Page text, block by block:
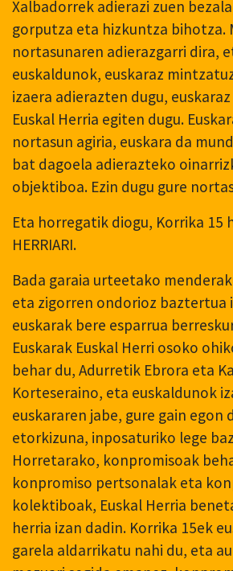
Xalbadorrek adierazi zuen
gorputza eta hizkuntza bihotza.
nortasunaren adierazgarri dira,
euskaldunok, euskaraz
izaera adierazten dugu,
Euskal Herria egiten dugu.
nortasun agiria, euskara da
bat dagoela adierazteko
objektiboa. Ezin dugu gure
Eta horregatik diogu, Korrika 15
HERRIARI.
Bada garaia urteetako
eta zigorren ondorioz baztertua
euskarak bere esparrua
Euskarak Euskal Herri osoko
behar du, Adurretik Ebrora eta
Korteseraino, eta euskaldunok
euskararen jabe, gure gain egon
etorkizuna, inposaturiko lege
Horretarako, konpromisoak
konpromiso pertsonalak eta
kolektiboak, Euskal Herria
herria izan dadin. Korrika 15ek
garela aldarrikatu nahi du, eta